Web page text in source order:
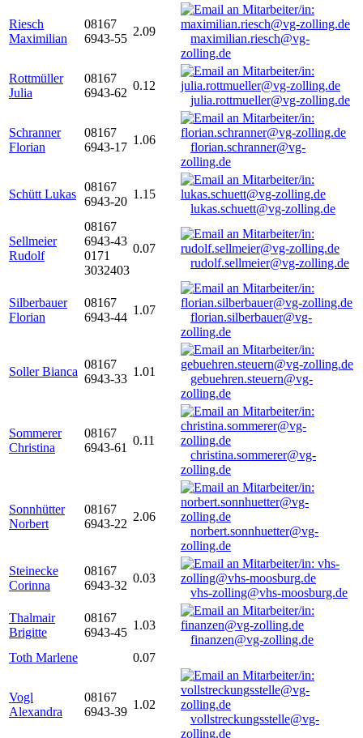
Riesch
Maximilian
08167
6943-55
2.09
maximilian.riesch@vg-
zolling.de
Rottmüller
Julia
08167
6943-62
0.12
julia.rottmueller@vg-zolling.de
Schranner
Florian
08167
6943-17
1.06
florian.schranner@vg-
zolling.de
Schütt Lukas
08167
6943-20
1.15
lukas.schuett@vg-zolling.de
Sellmeier
Rudolf
08167
6943-43
0171
3032403
0.07
rudolf.sellmeier@vg-zolling.de
Silberbauer
Florian
08167
6943-44
1.07
florian.silberbauer@vg-
zolling.de
Soller Bianca
08167
6943-33
1.01
gebuehren.steuern@vg-
zolling.de
Sommerer
Christina
08167
6943-61
0.11
christina.sommerer@vg-
zolling.de
Sonnhütter
Norbert
08167
6943-22
2.06
norbert.sonnhuetter@vg-
zolling.de
Steinecke
Corinna
08167
6943-32
0.03
vhs-zolling@vhs-moosburg.de
Thalmair
Brigitte
08167
6943-45
1.03
finanzen@vg-zolling.de
Toth Marlene
0.07
Vogl
Alexandra
08167
6943-39
1.02
vollstreckungsstelle@vg-
zolling.de